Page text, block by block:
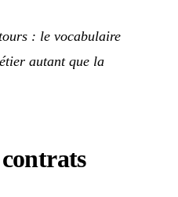
: le vocabulaire
autant que la